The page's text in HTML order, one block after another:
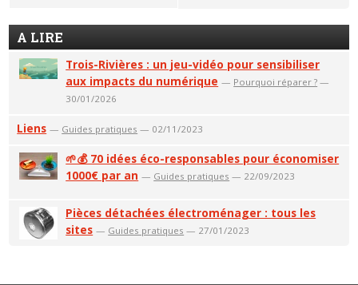
A LIRE
Trois-Rivières : un jeu-vidéo pour sensibiliser
aux impacts du numérique — Pourquoi réparer ? —
30/01/2026
Liens — Guides pratiques — 02/11/2023
🌱💰 70 idées éco-responsables pour économiser
1000€ par an — Guides pratiques — 22/09/2023
Pièces détachées électroménager : tous les
sites — Guides pratiques — 27/01/2023